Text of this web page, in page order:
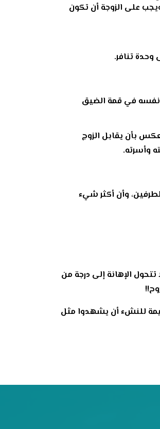
على الزوجة أن تكون
وحدة تنافر.
نفسه في قمة الضيق
بأن يقابل الزوج
وأسرته.
وأن أكثر شيء
الإهانة إلى درجة من
للنشء أن يشهدوا مثل